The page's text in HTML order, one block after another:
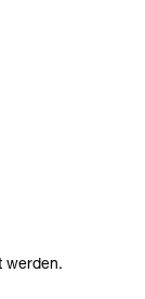
werden.